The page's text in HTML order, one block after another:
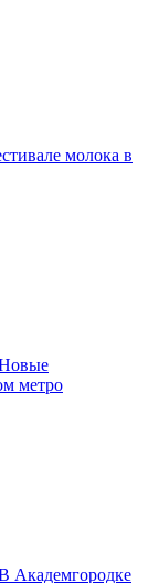
молока в
метро
Академгородке